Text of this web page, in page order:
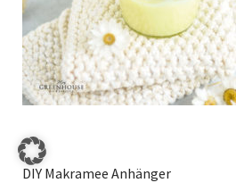
DIY Makramee Anhänger